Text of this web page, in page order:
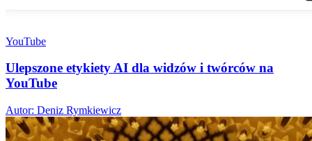
YouTube
Ulepszone etykiety AI dla widzów i twórców na
YouTube
Autor: Deniz Rymkiewicz